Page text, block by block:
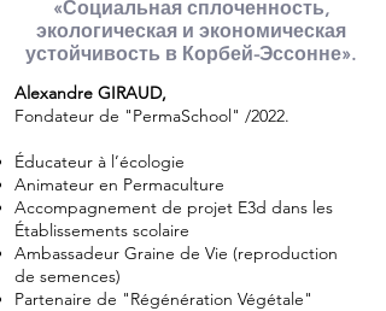
«Социальная сплоченность,
экологическая и экономическая
устойчивость в Корбей-Эссонне».
Alexandre GIRAUD,
Fondateur de "PermaSchool" /2022.
Éducateur à l’écologie
Animateur en Permaculture
Accompagnement de projet E3d dans les
Établissements scolaire
Ambassadeur Graine de Vie (reproduction
de semences)
Partenaire de "Régénération Végétale"